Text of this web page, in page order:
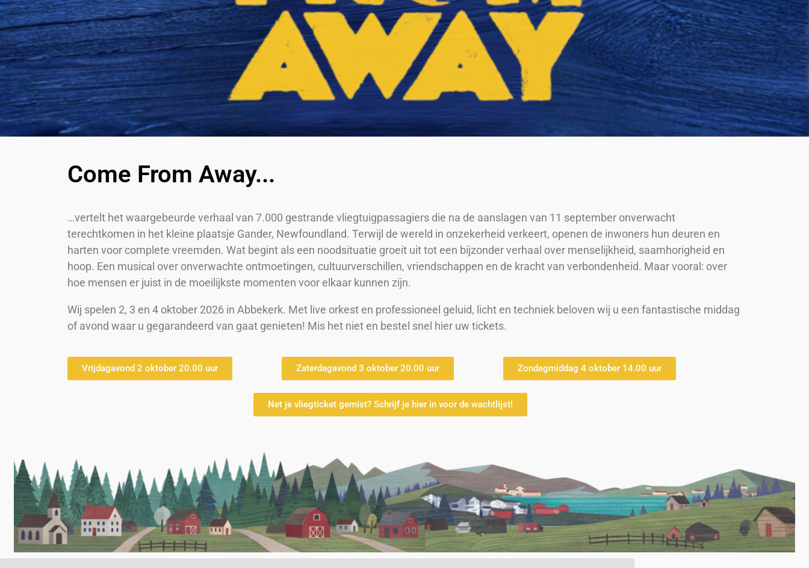
Come From Away...
…vertelt het waargebeurde verhaal van 7.000 gestrande vliegtuigpassagiers die na de aanslagen van 11 september onverwacht
terechtkomen in het kleine plaatsje Gander, Newfoundland. Terwijl de wereld in onzekerheid verkeert, openen de inwoners hun deuren en
harten voor complete vreemden. Wat begint als een noodsituatie groeit uit tot een bijzonder verhaal over menselijkheid, saamhorigheid en
hoop. Een musical over onverwachte ontmoetingen, cultuurverschillen, vriendschappen en de kracht van verbondenheid. Maar vooral: over
hoe mensen er juist in de moeilijkste momenten voor elkaar kunnen zijn.
Wij spelen 2, 3 en 4 oktober 2026 in Abbekerk. Met live orkest en professioneel geluid, licht en techniek beloven wij u een fantastische middag
of avond waar u gegarandeerd van gaat genieten! Mis het niet en bestel snel hier uw tickets.
Vrijdagavond 2 oktober 20.00 uur Zaterdagavond 3 oktober 20.00 uur Zondagmiddag 4 oktober 14.00 uur
Net je vliegticket gemist? Schrijf je hier in voor de wachtlijst!